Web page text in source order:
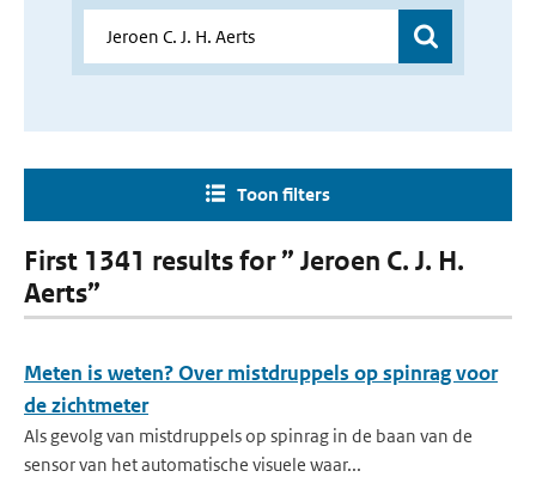
Toon filters
First 1341 results for ” Jeroen C. J. H.
Aerts”
Meten is weten? Over mistdruppels op spinrag voor
de zichtmeter
Als gevolg van mistdruppels op spinrag in de baan van de
sensor van het automatische visuele waar...